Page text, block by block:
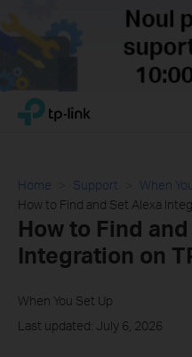
Click
navigation
TP-Link, Reliably Smart
Home Support
When
How to Find and Set Alexa
How to Find
Integration on
When You Set Up
Last updated: July 6, 2026